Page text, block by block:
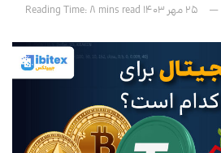
25 مهر 1403 Reading Time: 8 mins read